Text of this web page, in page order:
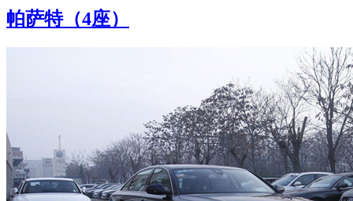
帕萨特（4座）